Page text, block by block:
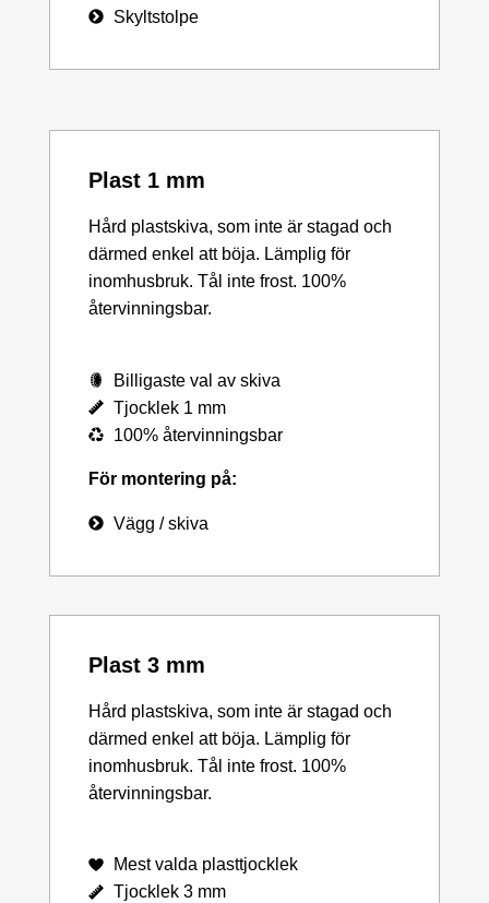
Skyltstolpe
Plast 1 mm
Hård plastskiva, som inte är stagad och
därmed enkel att böja. Lämplig för
inomhusbruk. Tål inte frost. 100%
återvinningsbar.
Billigaste val av skiva
Tjocklek 1 mm
100% återvinningsbar
För montering på:
Vägg / skiva
Plast 3 mm
Hård plastskiva, som inte är stagad och
därmed enkel att böja. Lämplig för
inomhusbruk. Tål inte frost. 100%
återvinningsbar.
Mest valda plasttjocklek
Tjocklek 3 mm